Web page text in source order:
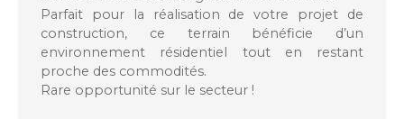
Parfait pour la réalisation de votre projet de
construction, ce terrain bénéficie d’un
environnement résidentiel tout en restant
proche des commodités.
Rare opportunité sur le secteur !